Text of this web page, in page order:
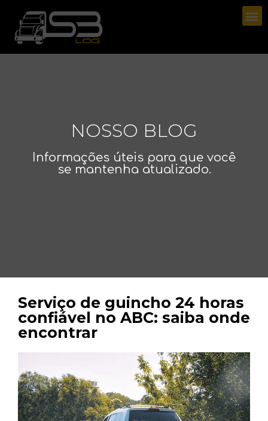
NOSSO BLOG
Informações úteis para que você
se mantenha atualizado.
Serviço de guincho 24 horas
confiável no ABC: saiba onde
encontrar